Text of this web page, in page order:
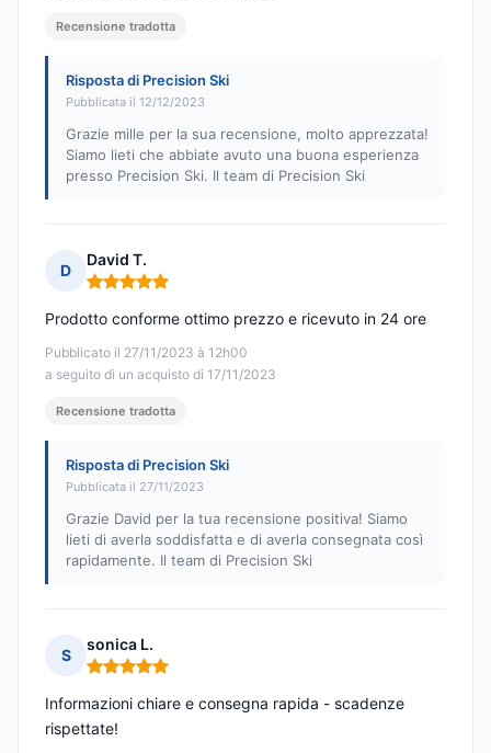
Recensione tradotta
Risposta di Precision Ski
Pubblicata il 12/12/2023
Grazie mille per la sua recensione, molto apprezzata!
Siamo lieti che abbiate avuto una buona esperienza
presso Precision Ski. Il team di Precision Ski
D
David T.
Nota: 5 su 5
Pubblicato il 27/11/2023 à 12h00
a seguito di un acquisto di 17/11/2023
Prodotto conforme ottimo prezzo e ricevuto in 24 ore
Recensione tradotta
Risposta di Precision Ski
Pubblicata il 27/11/2023
Grazie David per la tua recensione positiva! Siamo
lieti di averla soddisfatta e di averla consegnata così
rapidamente. Il team di Precision Ski
S
sonica L.
Nota: 5 su 5
Informazioni chiare e consegna rapida - scadenze
rispettate!